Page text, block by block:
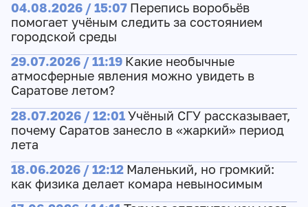
04.08.2026 / 15:07 Перепись воробьёв
помогает учёным следить за состоянием
городской среды
29.07.2026 / 11:19 Какие необычные
атмосферные явления можно увидеть в
Саратове летом?
28.07.2026 / 12:01Учёный СГУ рассказывает,
почему Саратов занесло в «жаркий» период
лета
18.06.2026 / 12:12 Маленький, но громкий:
как физика делает комара невыносимым